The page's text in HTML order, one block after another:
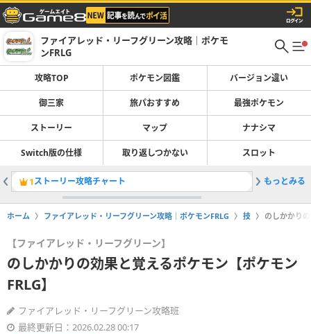
ファイアレッド・リーフグリーン攻略｜ポケモ
ンFRLG
攻略TOP ポケモン図鑑 バージョン違い
御三家 旅パおすすめ 最強ポケモン
ストーリー マップ ナナシマ
Switch版の仕様 取り返しつかない スロット
1ストーリー攻略チャート 2旅パの
もっとみる
ホーム ファイアレッド・リーフグリーン攻略｜ポケモンFRLG 技 のしかかり
【ファイアレッド・リーフグリーン】
のしかかりの効果と覚えるポケモン【ポケモン
FRLG】
ファイアレッド・リーフグリーン攻略班
最終更新日：2026.02.28 00:17